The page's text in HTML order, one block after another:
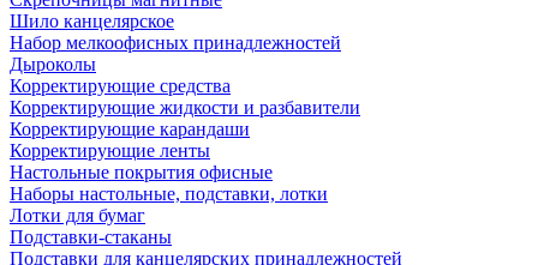
Шило канцелярское
Набор мелкоофисных принадлежностей
Дыроколы
Корректирующие средства
Корректирующие жидкости и разбавители
Корректирующие карандаши
Корректирующие ленты
Настольные покрытия офисные
Наборы настольные, подставки, лотки
Лотки для бумаг
Подставки-стаканы
Подставки для канцелярских принадлежностей